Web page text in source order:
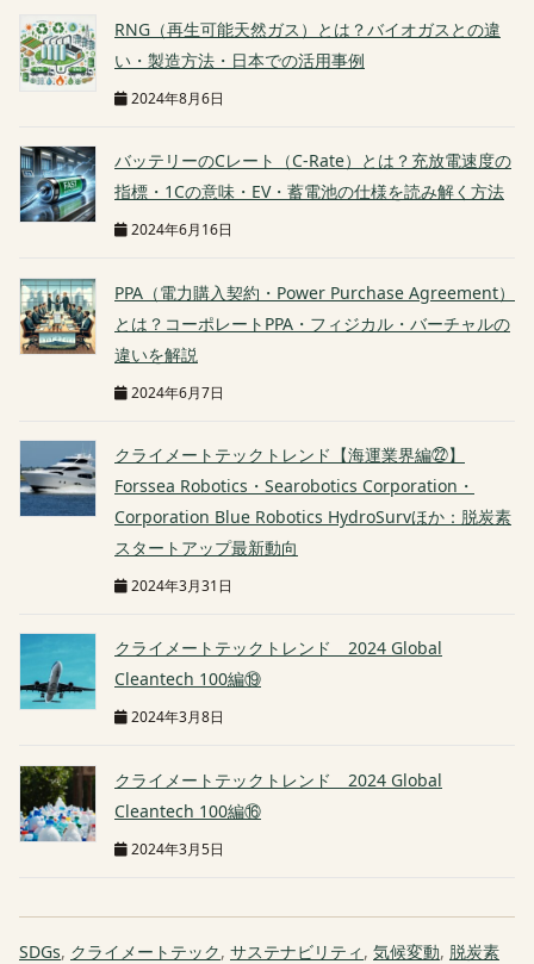
RNG（再生可能天然ガス）とは？バイオガスとの違
い・製造方法・日本での活用事例
2024年8月6日
バッテリーのCレート（C-Rate）とは？充放電速度の
指標・1Cの意味・EV・蓄電池の仕様を読み解く方法
2024年6月16日
PPA（電力購入契約・Power Purchase Agreement）
とは？コーポレートPPA・フィジカル・バーチャルの
違いを解説
2024年6月7日
クライメートテックトレンド【海運業界編㉒】
Forssea Robotics・Searobotics Corporation・
Corporation Blue Robotics HydroSurvほか：脱炭素
スタートアップ最新動向
2024年3月31日
クライメートテックトレンド 2024 Global
Cleantech 100編⑲
2024年3月8日
クライメートテックトレンド 2024 Global
Cleantech 100編⑯
2024年3月5日
SDGs, クライメートテック, サステナビリティ , 気候変動, 脱炭素